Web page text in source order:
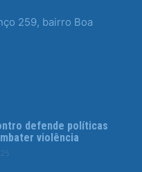
259, bairro Boa
defende políticas
violência